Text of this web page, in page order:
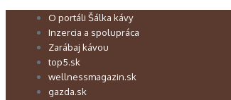
Preskočiť O portáli Šálka kávy
Inzercia a spolupráca
Zarábaj kávou
top5.sk
wellnessmagazin.sk
gazda.sk